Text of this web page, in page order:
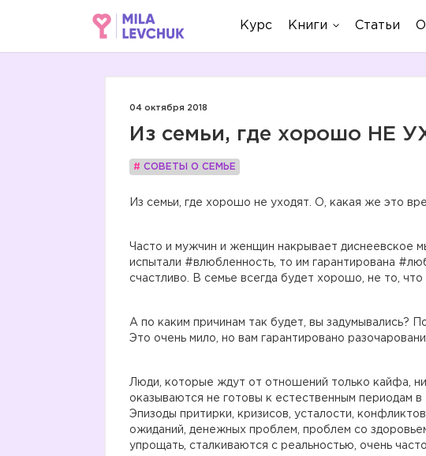
Курс Книги Статьи
04 октября 2018
Из семьи, где хорошо НЕ
# СОВЕТЫ О СЕМЬЕ
Из семьи, где хорошо не уходят. О, какая же это
Часто и мужчин и женщин накрывает диснеевское
испытали #влюбленность, то им гарантирована
счастливо. В семье всегда будет хорошо, не то,
А по каким причинам так будет, вы задумывались?
Это очень мило, но вам гарантировано
Люди, которые ждут от отношений только кайфа,
оказываются не готовы к естественным периодам в
Эпизоды притирки, кризисов, усталости,
ожиданий, денежных проблем, проблем со
упрощать, сталкиваются с реальностью, очень